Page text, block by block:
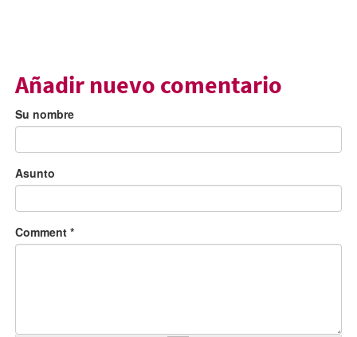
Añadir nuevo comentario
Su nombre
Asunto
Comment *